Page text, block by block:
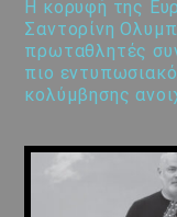
Η κορυφή της
Σαντορίνη
πρωταθλητές
πιο
κολύμβησης